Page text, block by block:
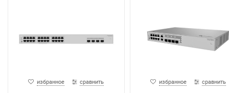
избранное сравнить избранное сравнить